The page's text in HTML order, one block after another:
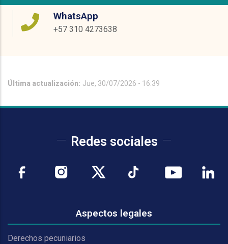
WhatsApp
+57 310 4273638
Última actualización: Jue, 30/07/2026 - 16:39
Redes sociales
Aspectos legales
Derechos pecuniarios